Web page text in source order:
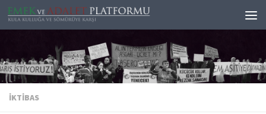
Skip to content
İKTIBAS